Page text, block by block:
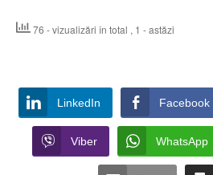
76 - vizualizări în total , 1 - astăzi
LinkedIn Facebook
Viber WhatsApp